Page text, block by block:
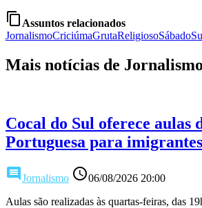
content_copy Assuntos relacionados
JornalismoCriciúmaGrutaReligiosoSábado
Mais notícias de Jornalismo
Cocal do Sul oferece aulas
Portuguesa para imigrantes
comment Jornalismo access_time06/08/2026 20:00
Aulas são realizadas às quartas-feiras, das